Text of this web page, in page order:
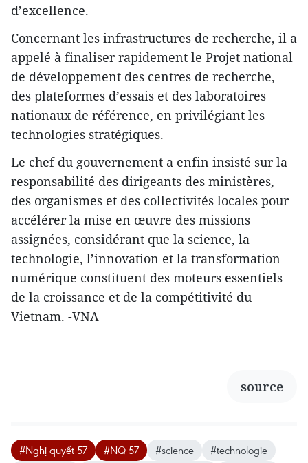
d’excellence.
Concernant les infrastructures de recherche, il a
appelé à finaliser rapidement le Projet national
de développement des centres de recherche,
des plateformes d’essais et des laboratoires
nationaux de référence, en privilégiant les
technologies stratégiques.
Le chef du gouvernement a enfin insisté sur la
responsabilité des dirigeants des ministères,
des organismes et des collectivités locales pour
accélérer la mise en œuvre des missions
assignées, considérant que la science, la
technologie, l’innovation et la transformation
numérique constituent des moteurs essentiels
de la croissance et de la compétitivité du
Vietnam. -VNA
source
#Nghị quyết 57 #NQ 57 #science
#technologie